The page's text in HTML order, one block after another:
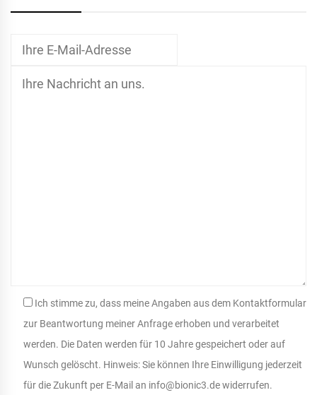
Ich stimme zu, dass meine Angaben aus dem Kontaktformular
zur Beantwortung meiner Anfrage erhoben und verarbeitet
werden. Die Daten werden für 10 Jahre gespeichert oder auf
Wunsch gelöscht. Hinweis: Sie können Ihre Einwilligung jederzeit
für die Zukunft per E-Mail an info@bionic3.de widerrufen.